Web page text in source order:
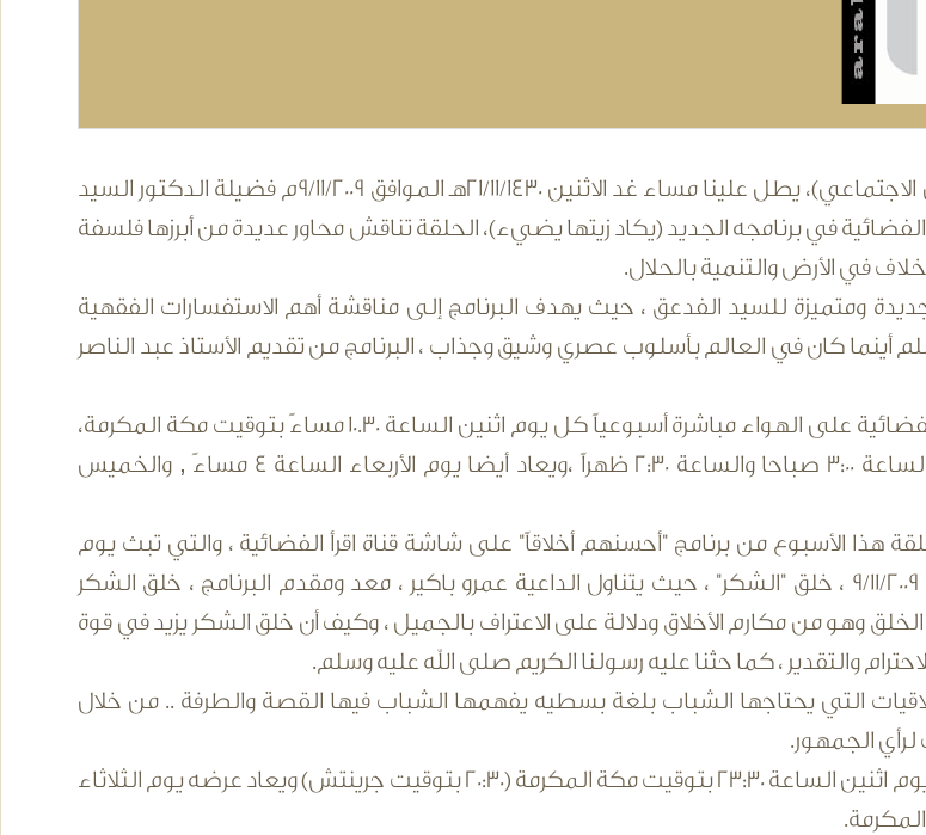
في حلقة بعنوان (التكافل الاجتماعي)، يطل علينا مساء غد الاثنين 21/11/1430هـ الموافق 9/11/2009م فضيلة الدكتور السيد
الفضائية في برنامجه الجديد (يكاد زيتها يضيء)، الحلقة تناقش محاور عديدة من أبرزها فلسفة
في الأرض والتنمية بالحلال.
جديدة ومتميزة للسيد الفدعق ، حيث يهدف البرنامج إلى مناقشة أهم الاستفسارات الفقهية
أينما كان في العالم بأسلوب عصري وشيق وجذاب ، البرنامج من تقديم الأستاذ عبد الناصر
يبث البرنامج عبر قناة اقرأ الفضائية على الهواء مباشرة أسبوعياً كل يوم اثنين الساعة 10.30 مساءً بتوقيت مكة المكرمة،
ويعاد عرضه يوم الثلاثاء الساعة 3:00 صباحا والساعة 2:30 ظهراً ،ويعاد أيضا يوم الأربعاء الساعة 4 مساءً , والخميس
هذا الأسبوع من برنامج "أحسنهم أخلاقاً" على شاشة قناة اقرأ الفضائية ، والتي تبث يوم
الاثنين 21/11/1430هـ الموافق 9/11/2009 ، خلق "الشكر" ، حيث يتناول الداعية عمرو باكير ، معد ومقدم البرنامج ، خلق الشكر
وهو من مكارم الأخلاق ودلالة على الاعتراف بالجميل ، وكيف أن خلق الشكر يزيد في قوة
والتقدير ، كما حثنا عليه رسولنا الكريم صلى الله عليه وسلم.
التي يحتاجها الشباب بلغة بسطيه يفهمها الشباب فيها القصة والطرفة .. من خلال
الجمهور.
البرنامج يبث أسبوعياً كل يوم اثنين الساعة 23:30 بتوقيت مكة المكرمة (20:30 بتوقيت جرينتش) ويعاد عرضه يوم الثلاثاء